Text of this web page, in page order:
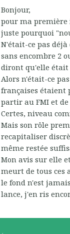
Bonjour,
pour ma
juste pourquoi
N'était-ce pas
sans encombre 2
diront qu'elle était
Alors n'était-ce
françaises étaient
partir au FMI et
Certes, niveau
Mais son rôle
recapitaliser
même restée
Mon avis sur elle
meurt de tous ces
le fond n'est
lance, j'en ris